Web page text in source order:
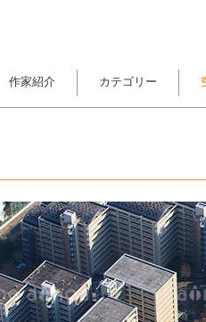
作家紹介 カテゴリー